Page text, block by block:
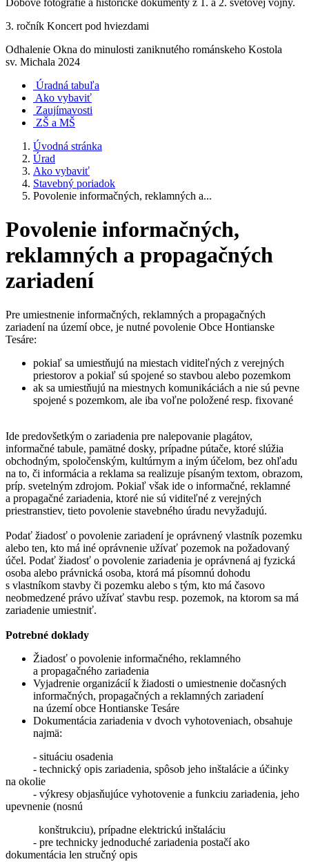
Dobové fotografie a historické dokumenty z 1. a 2. svetovej vojny.
3. ročník Koncert pod hviezdami
Odhalenie Okna do minulosti zaniknutého románskeho Kostola
sv. Michala 2024
Úradná tabuľa
Ako vybaviť
Zaujímavosti
ZŠ a MŠ
Úvodná stránka
Úrad
Ako vybaviť
Stavebný poriadok
Povolenie informačných, reklamných a...
Povolenie informačných,
reklamných a propagačných
zariadení
Pre umiestnenie informačných, reklamných a propagačných
zariadení na území obce, je nutné povolenie Obce Hontianske
Tesáre:
pokiaľ sa umiestňujú na miestach viditeľných z verejných
priestorov a pokiaľ sú spojené so stavbou alebo pozemkom
ak sa umiestňujú na miestnych komunikáciách a nie sú pevne
spojené s pozemkom, ale iba voľne položené resp. fixované
Ide predovšetkým o zariadenia pre nalepovanie plagátov,
informačné tabule, pamätné dosky, prípadne pútače, ktoré slúžia
obchodným, spoločenským, kultúrnym a iným účelom, bez ohľadu
na to, či informácia a reklama sa realizuje písaným textom, obrazom,
príp. svetelným zdrojom. Pokiaľ však ide o informačné, reklamné
a propagačné zariadenia, ktoré nie sú viditeľné z verejných
priestranstiev, tieto povolenie stavebného úradu nevyžadujú.
Podať žiadosť o povolenie zariadení je oprávnený vlastník pozemku
alebo ten, kto má iné oprávnenie užívať pozemok na požadovaný
účel. Podať žiadosť o povolenie zariadenia je oprávnená aj fyzická
osoba alebo právnická osoba, ktorá má písomnú dohodu
s vlastníkom stavby či pozemku alebo s tým, kto má časovo
neobmedzené právo užívať stavbu resp. pozemok, na ktorom sa má
zariadenie umiestniť.
Potrebné doklady
Žiadosť o povolenie informačného, reklamného
a propagačného zariadenia
Vyjadrenie organizácií k žiadosti o umiestnenie dočasných
informačných, propagačných a reklamných zariadení
na území obce Hontianske Tesáre
Dokumentácia zariadenia v dvoch vyhotoveniach, obsahuje
najmä:
- situáciu osadenia
- technický opis zariadenia, spôsob jeho inštalácie a účinky
na okolie
- výkresy objasňujúce vyhotovenie a funkciu zariadenia, jeho
upevnenie (nosnú
konštrukciu), prípadne elektrickú inštaláciu
- pre technicky jednoduché zariadenia postačí ako
dokumentácia len stručný opis